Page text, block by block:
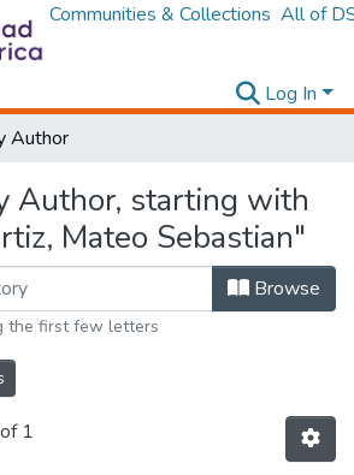
Communities & Collections All of
Log In
Author
Author, starting with
Mateo Sebastian"
Browse
the first few letters
1